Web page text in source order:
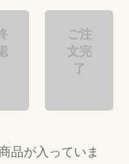
ご注
文完
了
品が入っていま